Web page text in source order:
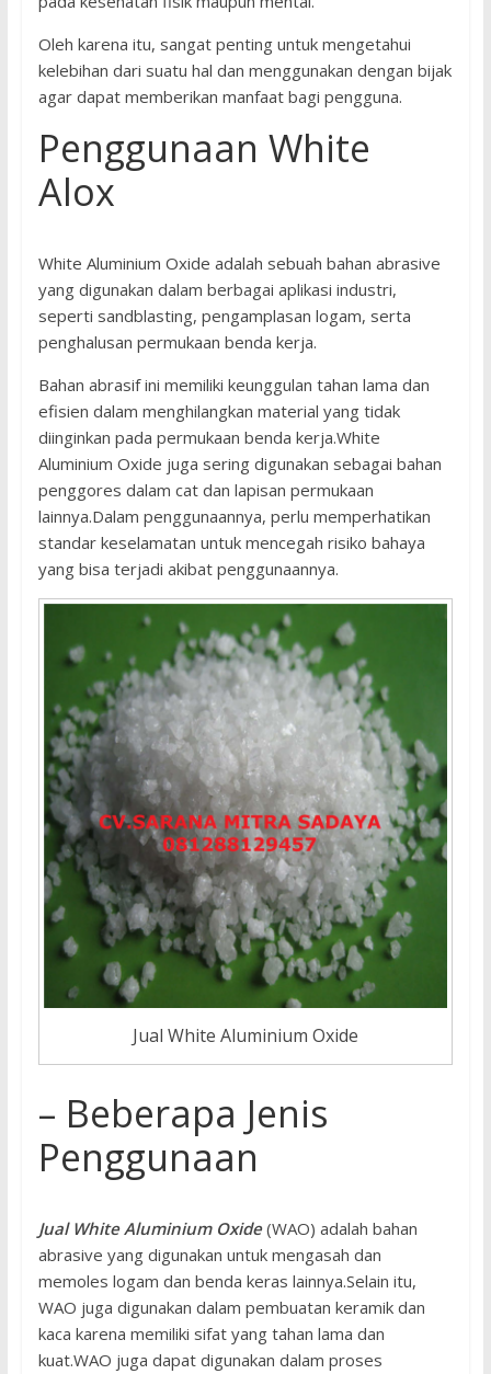
Oleh karena itu, sangat penting untuk mengetahui
kelebihan dari suatu hal dan menggunakan dengan bijak
agar dapat memberikan manfaat bagi pengguna.
Penggunaan White
Alox
White Aluminium Oxide adalah sebuah bahan abrasive
yang digunakan dalam berbagai aplikasi industri,
seperti sandblasting, pengamplasan logam, serta
penghalusan permukaan benda kerja.
Bahan abrasif ini memiliki keunggulan tahan lama dan
efisien dalam menghilangkan material yang tidak
diinginkan pada permukaan benda kerja.White
Aluminium Oxide juga sering digunakan sebagai bahan
penggores dalam cat dan lapisan permukaan
lainnya.Dalam penggunaannya, perlu memperhatikan
standar keselamatan untuk mencegah risiko bahaya
yang bisa terjadi akibat penggunaannya.
Jual White Aluminium Oxide
– Beberapa Jenis
Penggunaan
Jual White Aluminium Oxide (WAO) adalah bahan
abrasive yang digunakan untuk mengasah dan
memoles logam dan benda keras lainnya.Selain itu,
WAO juga digunakan dalam pembuatan keramik dan
kaca karena memiliki sifat yang tahan lama dan
kuat.WAO juga dapat digunakan dalam proses